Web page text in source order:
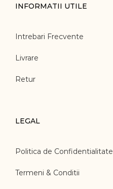
INFORMATII UTILE
Intrebari Frecvente
Livrare
Retur
LEGAL
Politica de Confidentialitate
Termeni & Conditii